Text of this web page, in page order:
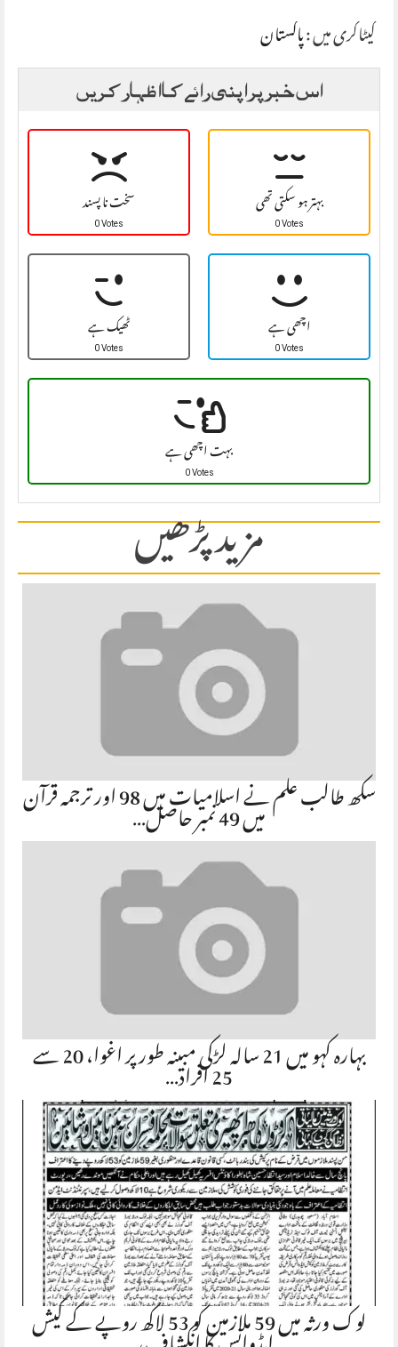
کیٹاگری میں :پاکستان
اس خبر پر اپنی رائے کا اظہار کریں
سخت نا پسند
0 Votes بہتر ہو سکتی تھی
0 Votes
ٹھیک ہے
0 Votes اچھی ہے
0 Votes
بہت اچھی ہے
0 Votes
مزید پڑھیں
سکھ طالب علم نے اسلامیات میں 98 اور ترجمہ قرآن میں 49 نمبر حاصل…
بہارہ کہو میں 21 سالہ لڑکی مبینہ طور پر اغوا، 20 سے 25 افراد…
لوک ورثہ میں 59 ملازمین کو 53 لاکھ روپے کے کیش